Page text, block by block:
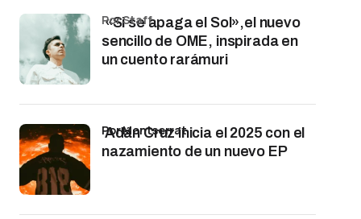
«Si se apaga el Sol»,el nuevo
sencillo de OME, inspirada en
un cuento rarámuri
por Staff
Adán Cruz inicia el 2025 con el
nazamiento de un nuevo EP
por Montserrat